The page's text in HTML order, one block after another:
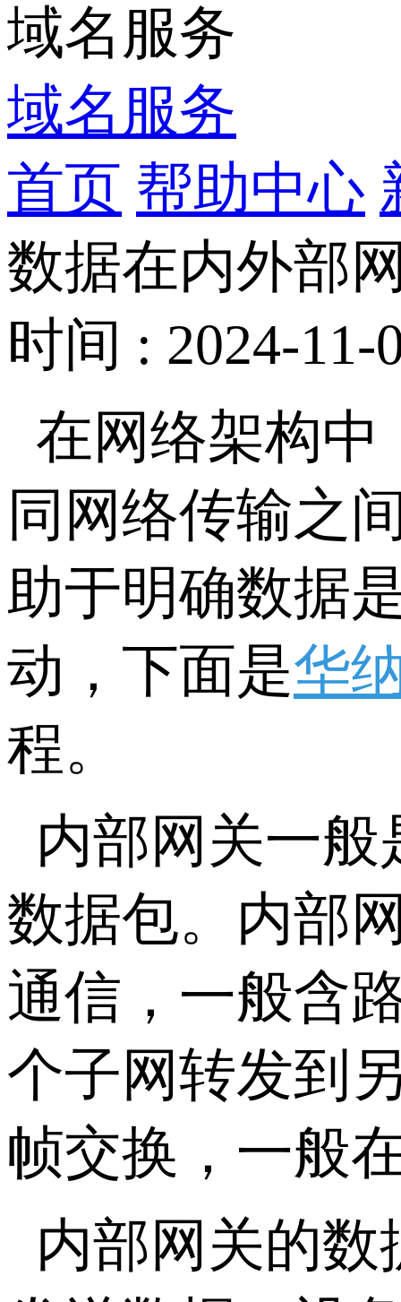
域名服务
域名服务
首页 帮助中心
数据在内外部
时间 : 2024-11-
在网络架构中
同网络传输之
助于明确数据
动，下面是华
程。
内部网关一
数据包。内部
通信，一般含
个子网转发到
帧交换，一般
内部网关的